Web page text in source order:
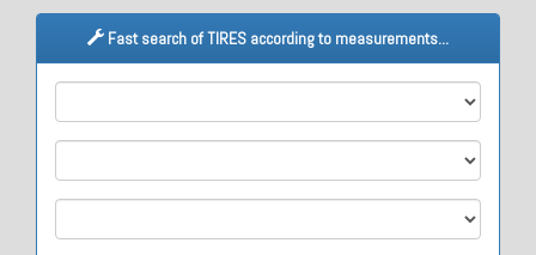
Fast search of TIRES according to measurements...